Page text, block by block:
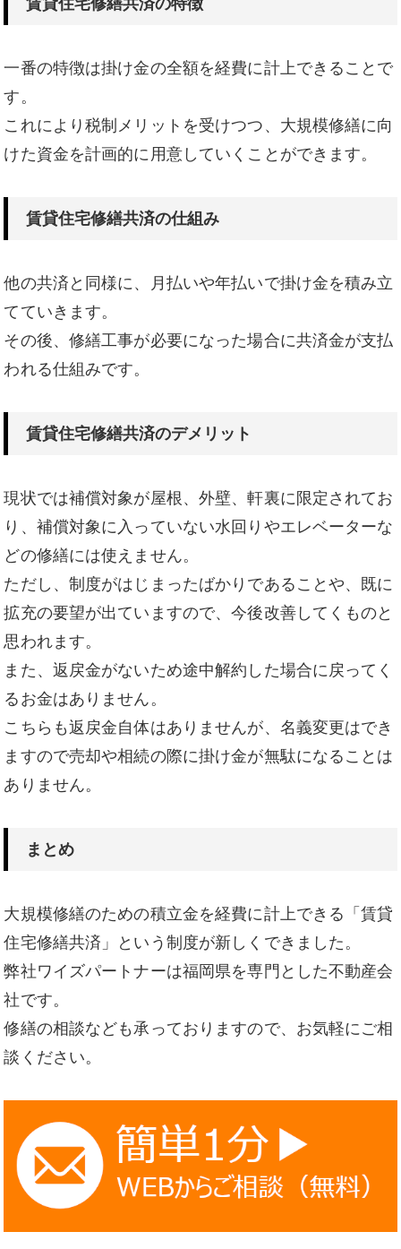
賃貸住宅修繕共済の特徴
一番の特徴は掛け金の全額を経費に計上できることで
す。
これにより税制メリットを受けつつ、大規模修繕に向
けた資金を計画的に用意していくことができます。
賃貸住宅修繕共済の仕組み
他の共済と同様に、月払いや年払いで掛け金を積み立
てていきます。
その後、修繕工事が必要になった場合に共済金が支払
われる仕組みです。
賃貸住宅修繕共済のデメリット
現状では補償対象が屋根、外壁、軒裏に限定されてお
り、補償対象に入っていない水回りやエレベーターな
どの修繕には使えません。
ただし、制度がはじまったばかりであることや、既に
拡充の要望が出ていますので、今後改善してくものと
思われます。
また、返戻金がないため途中解約した場合に戻ってく
るお金はありません。
こちらも返戻金自体はありませんが、名義変更はでき
ますので売却や相続の際に掛け金が無駄になることは
ありません。
まとめ
大規模修繕のための積立金を経費に計上できる「賃貸
住宅修繕共済」という制度が新しくできました。
弊社ワイズパートナーは福岡県を専門とした不動産会
社です。
修繕の相談なども承っておりますので、お気軽にご相
談ください。